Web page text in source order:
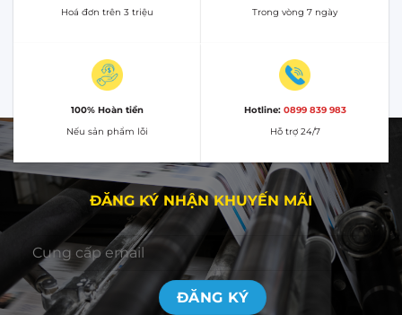
Hoá đơn trên 3 triệu
Trong vòng 7 ngày
100% Hoàn tiền
Nếu sản phẩm lỗi
Hotline: 0899 839 983
Hỗ trợ 24/7
ĐĂNG KÝ NHẬN KHUYẾN MÃI